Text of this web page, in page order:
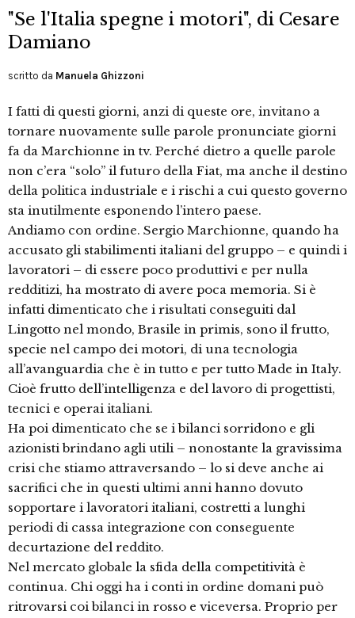
"Se l'Italia spegne i motori", di Cesare
Damiano
scritto da Manuela Ghizzoni
I fatti di questi giorni, anzi di queste ore, invitano a
tornare nuovamente sulle parole pronunciate giorni
fa da Marchionne in tv. Perché dietro a quelle parole
non c’era “solo” il futuro della Fiat, ma anche il destino
della politica industriale e i rischi a cui questo governo
sta inutilmente esponendo l’intero paese.
Andiamo con ordine. Sergio Marchionne, quando ha
accusato gli stabilimenti italiani del gruppo – e quindi i
lavoratori – di essere poco produttivi e per nulla
redditizi, ha mostrato di avere poca memoria. Si è
infatti dimenticato che i risultati conseguiti dal
Lingotto nel mondo, Brasile in primis, sono il frutto,
specie nel campo dei motori, di una tecnologia
all’avanguardia che è in tutto e per tutto Made in Italy.
Cioè frutto dell’intelligenza e del lavoro di progettisti,
tecnici e operai italiani.
Ha poi dimenticato che se i bilanci sorridono e gli
azionisti brindano agli utili – nonostante la gravissima
crisi che stiamo attraversando – lo si deve anche ai
sacrifici che in questi ultimi anni hanno dovuto
sopportare i lavoratori italiani, costretti a lunghi
periodi di cassa integrazione con conseguente
decurtazione del reddito.
Nel mercato globale la sfida della competitività è
continua. Chi oggi ha i conti in ordine domani può
ritrovarsi coi bilanci in rosso e viceversa. Proprio per